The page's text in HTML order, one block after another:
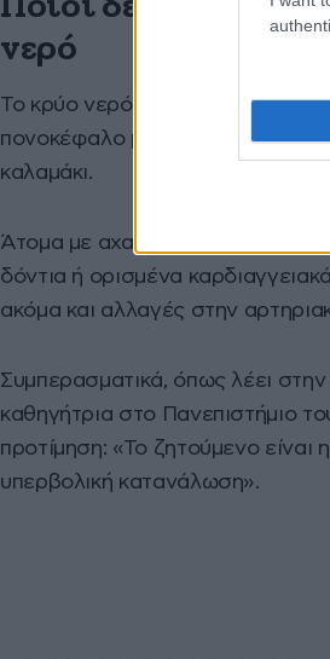
νερό
Το κρύο νερό δεν είναι για
πονοκέφαλο μετά από
καλαμάκι.
Άτομα με αχαλασία
δόντια ή ορισμένα
ακόμα και αλλαγές στην
Συμπερασματικά, όπως λέει
καθηγήτρια στο Πανεπιστήμιο
προτίμηση: «Το ζητούμενο
υπερβολική κατανάλωση».